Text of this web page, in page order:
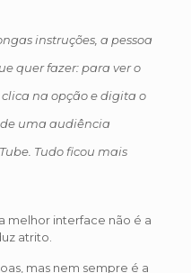
instruções, a pessoa
quer fazer: para ver o
na opção e digita o
uma audiência
Tudo ficou mais
melhor interface não é a
atrito.
mas nem sempre é a